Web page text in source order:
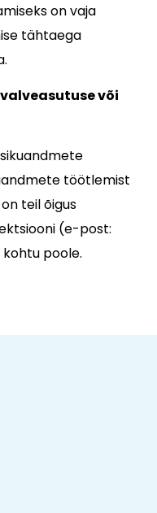
on vaja
tähtaega
või
töötlemist
teil õigus
(e-post:
kohtu poole.